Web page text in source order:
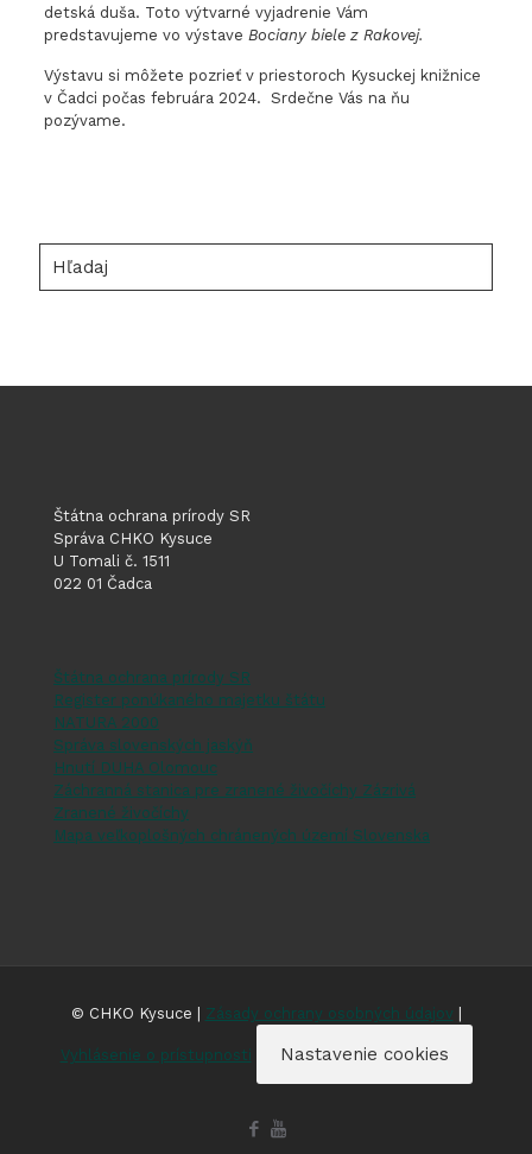
detská duša. Toto výtvarné vyjadrenie Vám
predstavujeme vo výstave Bociany biele z Rakovej.
Výstavu si môžete pozrieť v priestoroch Kysuckej knižnice
v Čadci počas februára 2024. Srdečne Vás na ňu
pozývame.
Štátna ochrana prírody SR
Správa CHKO Kysuce
U Tomali č. 1511
022 01 Čadca
Štátna ochrana prírody SR
Register ponúkaného majetku štátu
NATURA 2000
Správa slovenských jaskýň
Hnutí DUHA Olomouc
Záchranná stanica pre zranené živočíchy Zázrivá
Zranené živočíchy
Mapa veľkoplošných chránených území Slovenska
© CHKO Kysuce | Zásady ochrany osobných údajov
Vyhlásenie o prístupnosti Nastavenie cookies